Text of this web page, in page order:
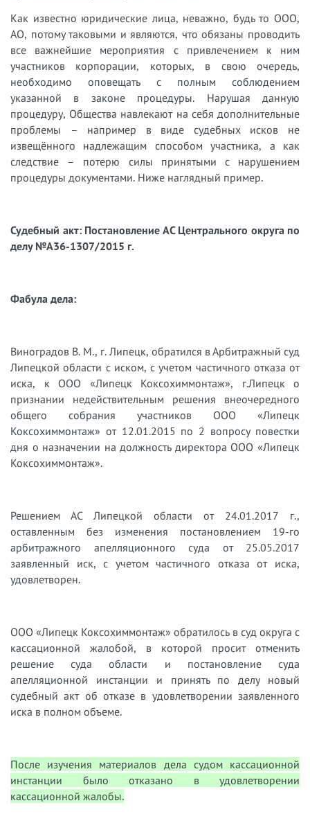
Как известно юридические лица, неважно, будь то ООО,
АО, потому таковыми и являются, что обязаны проводить
все важнейшие мероприятия с привлечением к ним
участников корпорации, которых, в свою очередь,
необходимо оповещать с полным соблюдением
указанной в законе процедуры. Нарушая данную
процедуру, Общества навлекают на себя дополнительные
проблемы – например в виде судебных исков не
извещённого надлежащим способом участника, а как
следствие – потерю силы принятыми с нарушением
процедуры документами. Ниже наглядный пример.
Судебный акт: Постановление АС Центрального округа по
делу №А36-1307/2015 г.
Фабула дела:
Виноградов В. М., г. Липецк, обратился в Арбитражный суд
Липецкой области с иском, с учетом частичного отказа от
иска, к ООО «Липецк Коксохиммонтаж», г.Липецк о
признании недействительным решения внеочередного
общего собрания участников ООО «Липецк
Коксохиммонтаж» от 12.01.2015 по 2 вопросу повестки
дня о назначении на должность директора ООО «Липецк
Коксохиммонтаж».
Решением АС Липецкой области от 24.01.2017 г.,
оставленным без изменения постановлением 19-го
арбитражного апелляционного суда от 25.05.2017
заявленный иск, с учетом частичного отказа от иска,
удовлетворен.
ООО «Липецк Коксохиммонтаж» обратилось в суд округа с
кассационной жалобой, в которой просит отменить
решение суда области и постановление суда
апелляционной инстанции и принять по делу новый
судебный акт об отказе в удовлетворении заявленного
иска в полном объеме.
После изучения материалов дела судом кассационной
инстанции было отказано в удовлетворении
кассационной жалобы.